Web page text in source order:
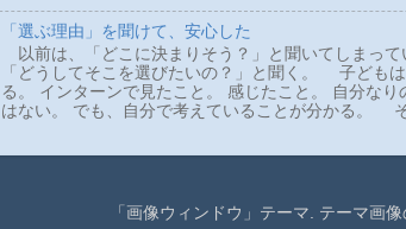
「選ぶ理由」を聞けて、安心した
以前は、「どこに決まりそう？」と聞いてしまっ
「どうしてそこを選びたいの？」と聞く。 子ども
る。 インターンで見たこと。 感じたこと。 自分な
はない。 でも、自分で考えていることが分かる。
「画像ウィンドウ」テーマ. テーマ画